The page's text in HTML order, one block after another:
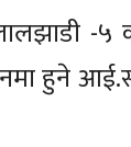
-
हुने